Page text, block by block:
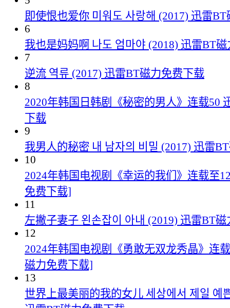
即使恨也爱你 미워도 사랑해 (2017) 迅雷
6
我也是妈妈啊 나도 엄마야 (2018) 迅雷BT
7
逆流 역류 (2017) 迅雷BT磁力免费下载
8
2020年韩国日韩剧《秘密的男人》连载50
下载
9
我男人的秘密 내 남자의 비밀 (2017) 迅雷
10
2024年韩国电视剧《幸运的我们》连载至
免费下载]
11
左撇子妻子 왼손잡이 아내 (2019) 迅雷BT
12
2024年韩国电视剧《勇敢无双龙秀晶》连
磁力免费下载]
13
世界上最美丽的我的女儿 세상에서 제일 예